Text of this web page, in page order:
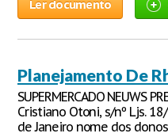
Ler documento
Planejamento De
SUPERMERCADO NEUWS
Cristiano Otoni, s/nº Ljs.
de Janeiro nome dos